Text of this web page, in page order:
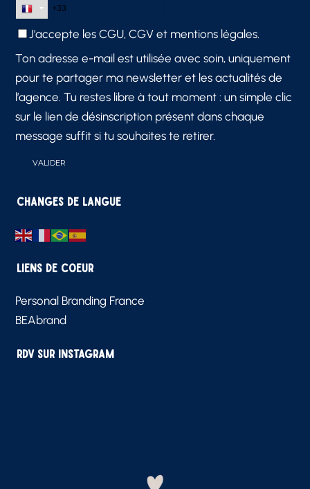
J'accepte lesCGU, CGV et mentions légales.
Ton adresse e-mail est utilisée avec soin, uniquement
pour te partager ma newsletter et les actualités de
l’agence. Tu restes libre à tout moment : un simple clic
sur le lien de désinscription présent dans chaque
message suffit si tu souhaites te retirer.
Changes de langue
Liens de Coeur
Personal Branding France
BEAbrand
RDV sur Instagram